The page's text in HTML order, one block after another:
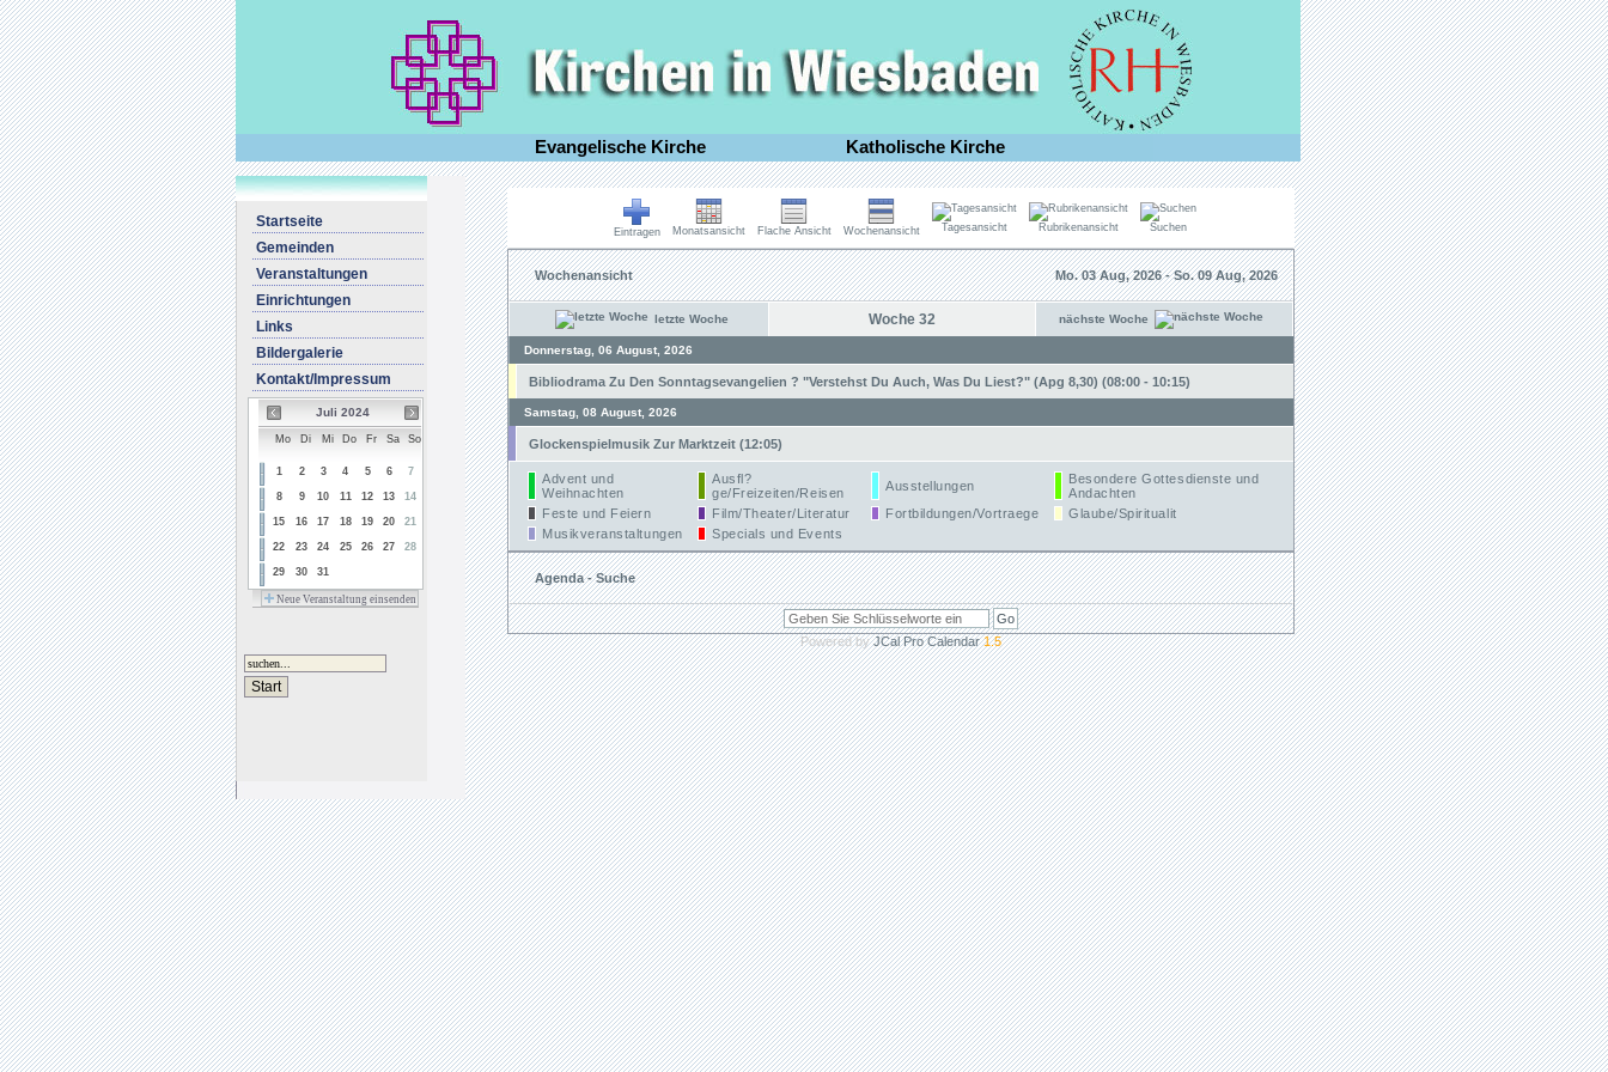
Evangelische Kirche Katholische Kirche
Startseite
Gemeinden
Veranstaltungen
Einrichtungen
Links
Bildergalerie
Kontakt/Impressum
Juli 2024
Mo Di Mi Do Fr Sa So
1 2 3 4 5 6 7
8 9 10 11 12 13 14
15 16 17 18 19 20 21
22 23 24 25 26 27 28
29 30 31
Neue Veranstaltung einsenden
Eintragen Monatsansicht Flache Ansicht Wochenansicht Tagesansicht Rubrikenansicht Suchen
Wochenansicht Mo. 03 Aug, 2026 - So. 09 Aug, 2026
letzte Woche Woche 32 nächste Woche
Donnerstag, 06 August, 2026
Bibliodrama Zu Den Sonntagsevangelien ? "Verstehst Du Auch, Was Du Liest?" (Apg 8,30) (08:00 - 10:15)
Samstag, 08 August, 2026
Glockenspielmusik Zur Marktzeit (12:05)
Advent und
Weihnachten
Ausfl?
ge/Freizeiten/Reisen
Ausstellungen
Besondere Gottesdienste und
Andachten
Feste und Feiern
Film/Theater/Literatur Fortbildungen/Vortraege
Glaube/Spiritualit
Musikveranstaltungen
Specials und Events
Agenda - Suche
Powered byJCal Pro Calendar1.5